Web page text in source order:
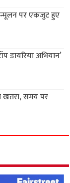
पर एकजुट हुए
डायरिया अभियान’
खतरा, समय पर